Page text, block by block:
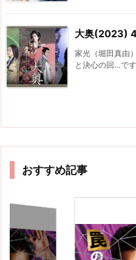
大奥(2023)
家光（堀田真由
と決心の回…で
おすすめ記事